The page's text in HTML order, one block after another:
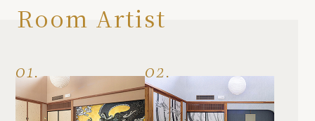
Room Artist